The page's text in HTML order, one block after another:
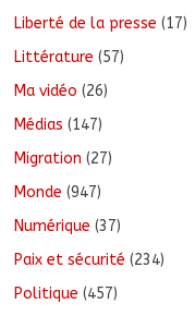
Liberté de la presse (17)
Littérature (57)
Ma vidéo (26)
Médias (147)
Migration (27)
Monde (947)
Numérique (37)
Paix et sécurité (234)
Politique (457)